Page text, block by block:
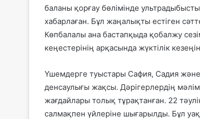
баланы қорғау бөлімінде
хабарлаған. Бұл жаңалықты естіген
Көпбалалы ана бастапқыда қобалжу
кеңестерінің арқасында жүктілік
Үшемдерге туыстары Сафия, Садия және
денсаулығы жақсы. Дәрігерлердің
жағдайлары толық тұрақтанған. 22
салмақпен үйлеріне шығарылды. Бұл